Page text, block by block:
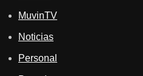
MuvinTV
Noticias
Personal